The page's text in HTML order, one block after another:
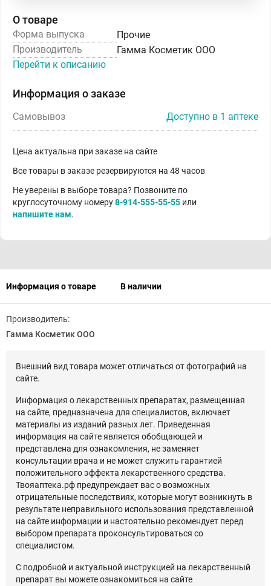
О товаре
Форма выпуска
Прочие
Производитель
Гамма Косметик ООО
Перейти к описанию
Информация о заказе
Самовывоз Доступно в 1 аптеке
Цена актуальна при заказе на сайте
Все товары в заказе резервируются на 48 часов
Не уверены в выборе товара? Позвоните по
круглосуточному номеру8-914-555-55-55 или
напишите нам.
Информация о товаре В наличии
Производитель:
Гамма Косметик ООО
Внешний вид товара может отличаться от фотографий на
сайте.
Информация о лекарственных препаратах, размещенная
на сайте, предназначена для специалистов, включает
материалы из изданий разных лет. Приведенная
информация на сайте является обобщающей и
представлена для ознакомления, не заменяет
консультации врача и не может служить гарантией
положительного эффекта лекарственного средства.
Твояаптека.рф предупреждает вас о возможных
отрицательные последствиях, которые могут возникнуть в
результате неправильного использования представленной
на сайте информации и настоятельно рекомендует перед
выбором препарата проконсультироваться со
специалистом.
С подробной и актуальной инструкцией на лекарственный
препарат вы можете ознакомиться на сайте